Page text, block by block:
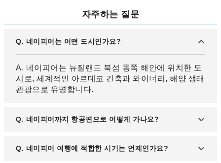
자주하는 질문
Q. 네이피어는 어떤 도시인가요?
A. 네이피어는 뉴질랜드 북섬 동쪽 해안에 위치한 도
시로, 세계적인 아르데코 건축과 와이너리, 해양 생태
관광으로 유명합니다.
Q. 네이피어까지 항공편으로 어떻게 가나요?
A. 오클랜드, 웰링턴, 크라이스트처치 등 뉴질랜드 주
Q. 네이피어 여행에 적합한 시기는 언제인가요?